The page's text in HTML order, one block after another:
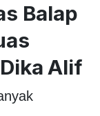
Balap
Alif